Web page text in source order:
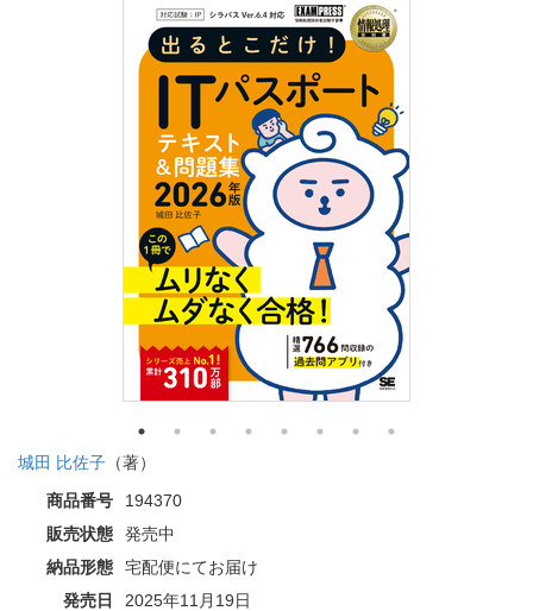
城田 比佐子 （著）
商品番号
194370
販売状態
発売中
納品形態
宅配便にてお届け
発売日
2025年11月19日